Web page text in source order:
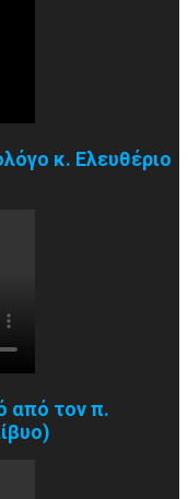
κ. Ελευθέριο
από τον π.